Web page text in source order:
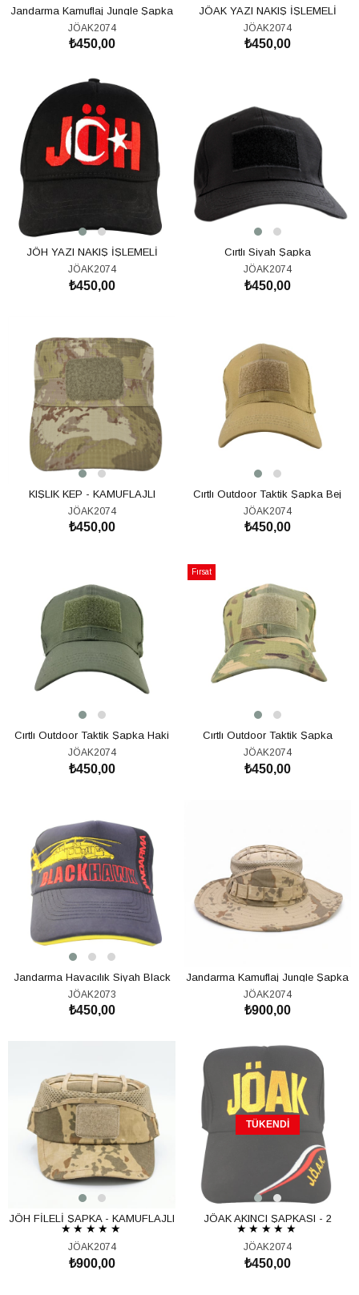
Jandarma Kamuflaj Jungle Şapka
JÖAK2074
₺450,00
JÖAK YAZI NAKIŞ İŞLEMELİ
ŞAPKA - 2
JÖAK2074
₺450,00
JÖH YAZI NAKIŞ İŞLEMELİ
ŞAPKA - 4
JÖAK2074
₺450,00
Cırtlı Siyah Şapka
JÖAK2074
₺450,00
KIŞLIK KEP - KAMUFLAJLI
JÖAK2074
₺450,00
Cırtlı Outdoor Taktik Şapka Bej
JÖAK2074
₺450,00
Cırtlı Outdoor Taktik Şapka Haki
JÖAK2074
₺450,00
Fırsat
Cırtlı Outdoor Taktik Şapka
Kamuflaj
JÖAK2074
₺450,00
Jandarma Havacılık Siyah Black
Hawk Şapka
JÖAK2073
₺450,00
Jandarma Kamuflaj Jungle Şapka
JÖAK2074
₺900,00
JÖH FİLELİ ŞAPKA - KAMUFLAJLI
★ ★ ★ ★ ★
JÖAK2074
₺900,00
TÜKENDI
JÖAK AKINCI ŞAPKASI - 2
★ ★ ★ ★ ★
JÖAK2074
₺450,00